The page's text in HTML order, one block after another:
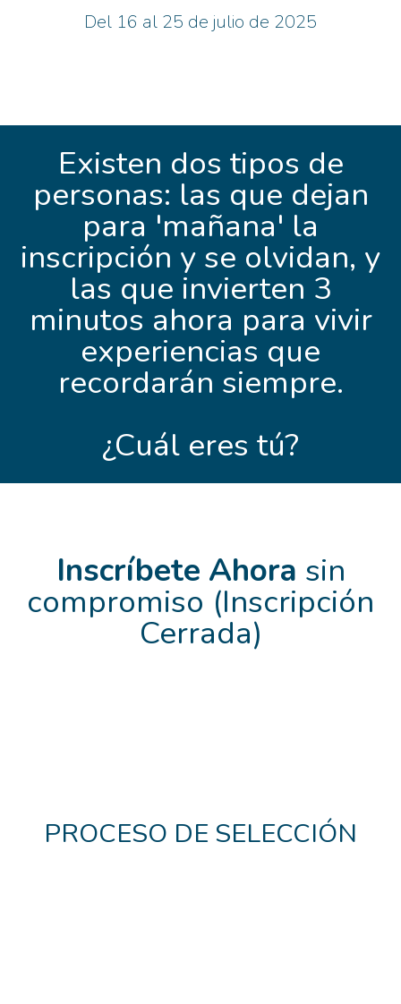
Del 16 al 25 de julio de 2025
Existen dos tipos de
personas: las que dejan
para 'mañana' la
inscripción y se olvidan, y
las que invierten 3
minutos ahora para vivir
experiencias que
recordarán siempre.
¿Cuál eres tú?
Inscríbete Ahora sin
compromiso (Inscripción
Cerrada)
PROCESO DE SELECCIÓN